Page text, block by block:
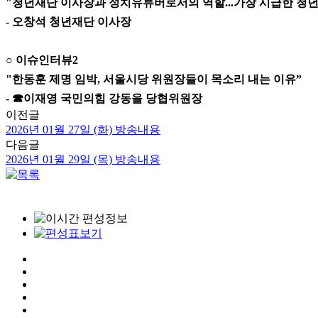
"청년재단 이사장과 정치유튜버로서의 역할...가장 시급한 청
- 오창석 청년재단 이사장
○ 이슈인터뷰2
"한동훈 제명 임박, 서울시당 위원장들이 목소리 내는 이유”
- ☎이재영 국민의힘 강동을 당협위원장
이전글
2026년 01월 27일 (화) 방송내용
다음글
2026년 01월 29일 (목) 방송내용